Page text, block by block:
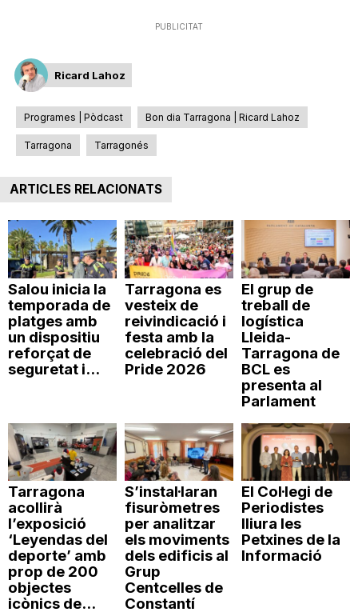
r
a
o
n
a
PUBLICITAT
Ricard Lahoz
Programes | Pòdcast Bon dia Tarragona | Ricard Lahoz
Tarragona Tarragonés
ARTICLES RELACIONATS
Salou inicia la
temporada de
platges amb
un dispositiu
reforçat de
seguretat i...
Tarragona es
vesteix de
reivindicació i
festa amb la
celebració del
Pride 2026
El grup de
treball de
logística
Lleida-
Tarragona de
BCL es
presenta al
Parlament
Tarragona
acollirà
l’exposició
‘Leyendas del
deporte’ amb
prop de 200
objectes
icònics de...
S’instal·laran
fisuròmetres
per analitzar
els moviments
dels edificis al
Grup
Centcelles de
Constantí
El Col·legi de
Periodistes
lliura les
Petxines de la
Informació